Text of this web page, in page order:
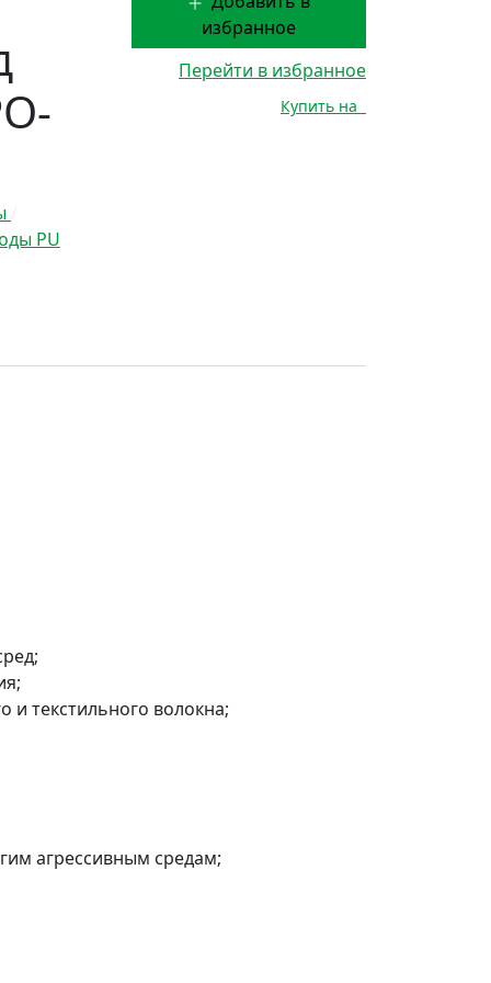
PU
избранное
Перейти в избранное
Купить на
и текстильного волокна;
агрессивным средам;